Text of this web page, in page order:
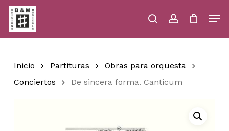
Skip
main
content
searchaccount
Close
Inicio Partituras
Obras para orquesta
Conciertos
De sincera forma. Canticum
Menu